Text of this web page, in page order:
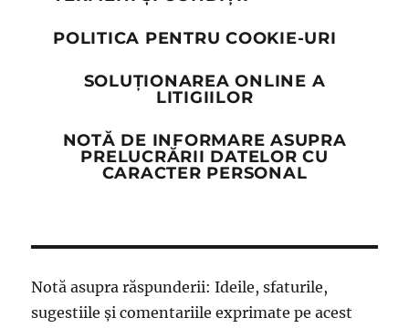
POLITICA PENTRU COOKIE-URI
SOLUȚIONAREA ONLINE A
LITIGIILOR
NOTĂ DE INFORMARE ASUPRA
PRELUCRĂRII DATELOR CU
CARACTER PERSONAL
Notă asupra răspunderii: Ideile, sfaturile,
sugestiile și comentariile exprimate pe acest